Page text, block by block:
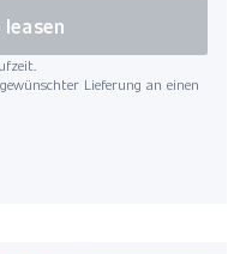
Lieferung an einen